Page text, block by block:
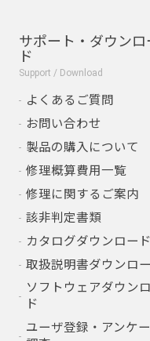
サポート・ダウンロ
ド
Support / Download
よくあるご質問
お問い合わせ
製品の購入について
修理概算費用一覧
修理に関するご案内
該非判定書類
カタログダウンロード
取扱説明書ダウンロ
ソフトウェアダウン
ド
ユーザ登録・アンケ